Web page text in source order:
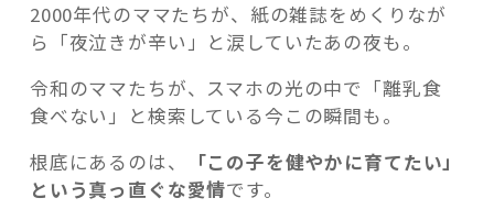
2000年代のママたちが、紙の雑誌をめくりなが
ら「夜泣きが辛い」と涙していたあの夜も。
令和のママたちが、スマホの光の中で「離乳食
食べない」と検索している今この瞬間も。
根底にあるのは、
「この子を健やかに育てたい」
という真っ直ぐな愛情です。